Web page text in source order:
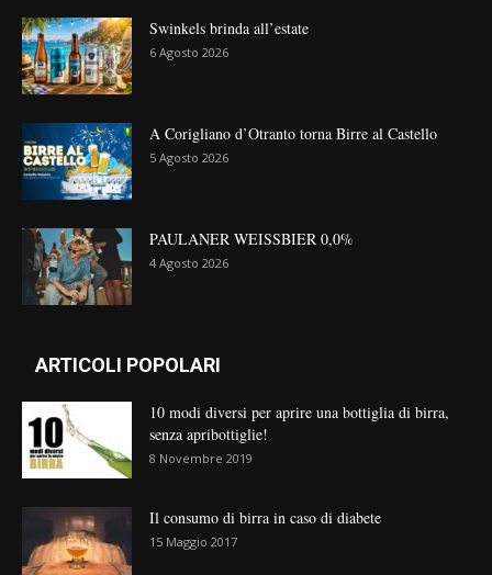
Swinkels brinda all’estate
6 Agosto 2026
A Corigliano d’Otranto torna Birre al Castello
5 Agosto 2026
PAULANER WEISSBIER 0,0%
4 Agosto 2026
ARTICOLI POPOLARI
10 modi diversi per aprire una bottiglia di birra,
senza apribottiglie!
8 Novembre 2019
Il consumo di birra in caso di diabete
15 Maggio 2017